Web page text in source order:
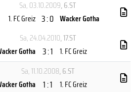
Sa, 03.10.2009, 6.ST
1. FC Greiz 3 : 0 Wacker Gotha
Sa, 24.04.2010, 17.ST
Gotha
3 : 1 1. FC Greiz
Sa, 11.10.2008, 6.ST
Gotha
1 : 1
1. FC Greiz